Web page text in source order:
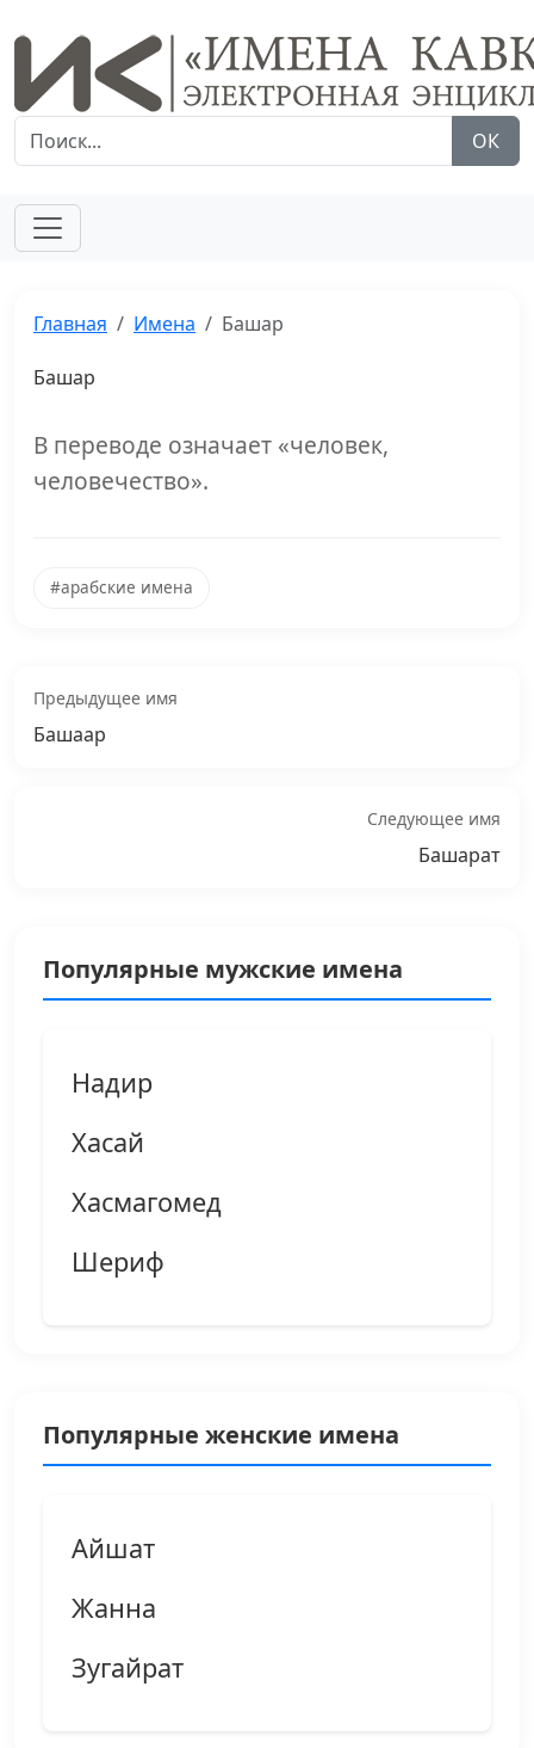
ОК
Главная Имена Башар
Башар
В переводе означает «человек,
человечество».
#арабские имена
Предыдущее имя
Башаар
Следующее имя
Башарат
Популярные мужские имена
Надир
Хасай
Хасмагомед
Шериф
Популярные женские имена
Айшат
Жанна
Зугайрат